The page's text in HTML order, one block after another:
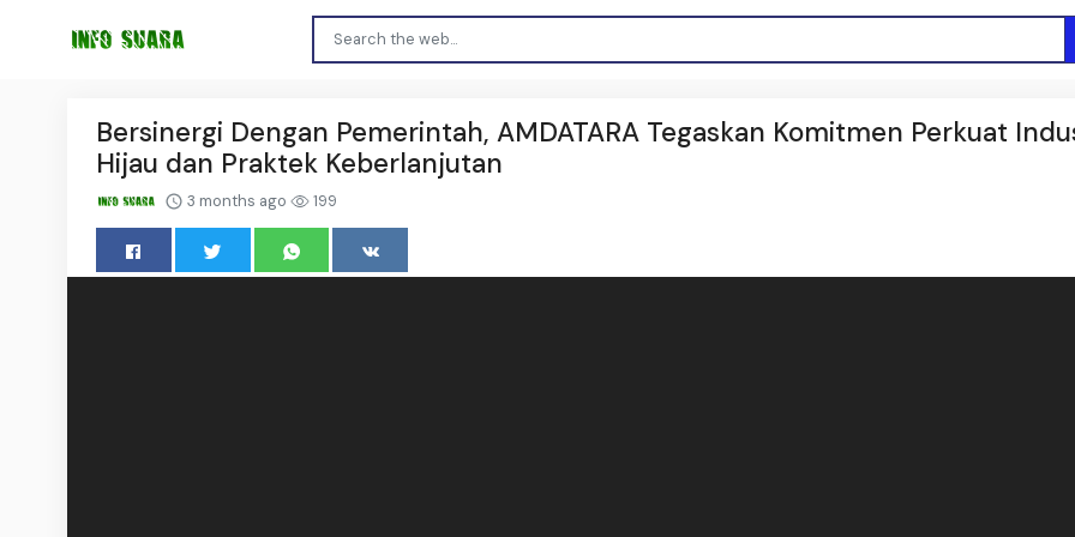
Bersinergi Dengan Pemerintah, AMDATARA Tegaskan Komitmen Perkuat
Hijau dan Praktek Keberlanjutan
3 months ago 199